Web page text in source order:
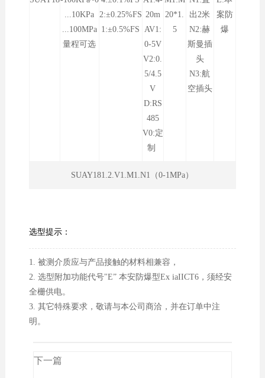
...10KPa
...100MPa
量程可选
2:±0.25%FS
1:±0.5%FS
20m
AV1:
0-5V
V2:0.
5/4.5
V
D:RS
485
V0:定
制
20*1.
5
出2米
N2:赫
斯曼插
头
N3:航
空插头
案防
爆
SUAY181.2.V1.M1.N1（0-1MPa）
选型提示：
1. 被测介质应与产品接触的材料相兼容，
2. 选型附加功能代号"E” 本安防爆型Ex iaIICT6，须经安
全栅供电。
3. 其它特殊要求，敬请与本公司商洽，并在订单中注
明。
下一篇